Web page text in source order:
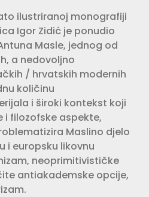
ilustriranoj monografiji
Igor Zidić je ponudio
Masle, jednog od
a nedovoljno
/ hrvatskih modernih
količinu
i široki kontekst koji
i filozofske aspekte,
Maslino djelo
i europsku likovnu
neoprimitivističke
antiakademske opcije,